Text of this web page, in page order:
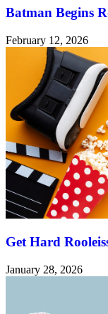
Batman Begins
February 12, 2026
Get Hard
January 28, 2026